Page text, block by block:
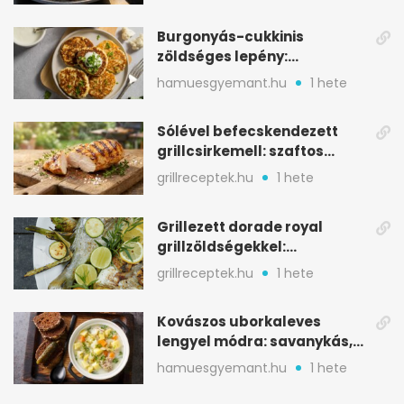
Burgonyás-cukkinis
zöldséges lepény:
aranybarna, szaftos, hús
nélkül is
hamuesgyemant.hu 1 hete
Sólével befecskendezett
grillcsirkemell: szaftos
marad, nem szárad ki
grillreceptek.hu 1 hete
Grillezett dorade royal
grillzöldségekkel:
mediterrán ízek a rostélyról
grillreceptek.hu 1 hete
Kovászos uborkaleves
lengyel módra: savanykás,
kapros, meglepően
tartalmas
hamuesgyemant.hu 1 hete